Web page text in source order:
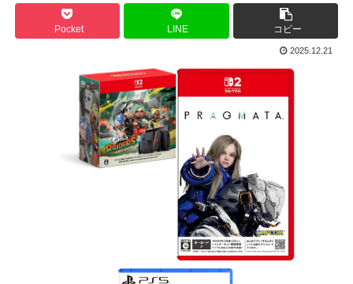
Pocket LINE コピー
2025.12.21